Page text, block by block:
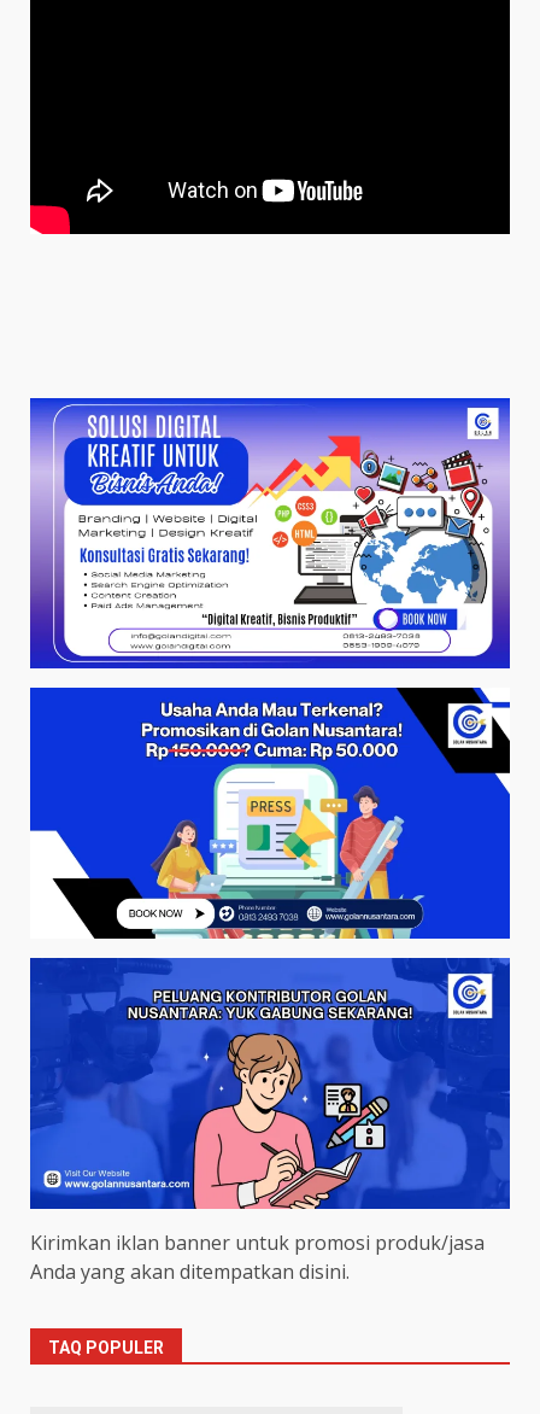
Kirimkan iklan banner untuk promosi produk/jasa
Anda yang akan ditempatkan disini.
TAQ POPULER